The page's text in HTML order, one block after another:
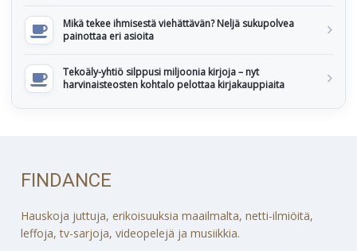
Mikä tekee ihmisestä viehättävän? Neljä sukupolvea
painottaa eri asioita
Tekoäly-yhtiö silppusi miljoonia kirjoja – nyt
harvinaisteosten kohtalo pelottaa kirjakauppiaita
FINDANCE
Hauskoja juttuja, erikoisuuksia maailmalta, netti-ilmiöitä,
leffoja, tv-sarjoja, videopelejä ja musiikkia.